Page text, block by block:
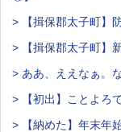
> 【揖保郡太子町】
> 【揖保郡太子町】
> ああ、ええなぁ。
> 【初出】ことよろ
> 【納めた】年末年